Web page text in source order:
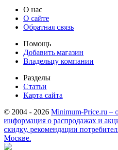
О нас
О сайте
Обратная связь
Помощь
Добавить магазин
Владельцу компании
Разделы
Статьи
Карта сайта
© 2004 - 2026 Minimum-Price.ru –
информация о распродажах и
скидку, рекомендации
Москве.